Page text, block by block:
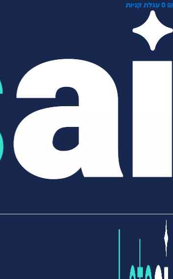
₪
0 עגלת קניות